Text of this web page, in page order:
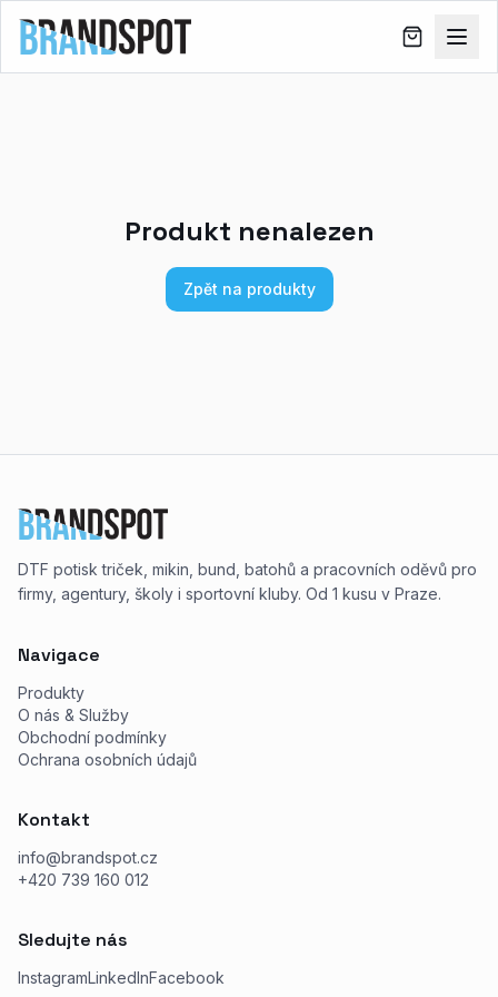
Produkt nenalezen
Zpět na produkty
DTF potisk triček, mikin, bund, batohů a pracovních oděvů pro
firmy, agentury, školy i sportovní kluby. Od 1 kusu v Praze.
Navigace
Produkty
O nás & Služby
Obchodní podmínky
Ochrana osobních údajů
Kontakt
info@brandspot.cz
+420 739 160 012
Sledujte nás
InstagramLinkedInFacebook